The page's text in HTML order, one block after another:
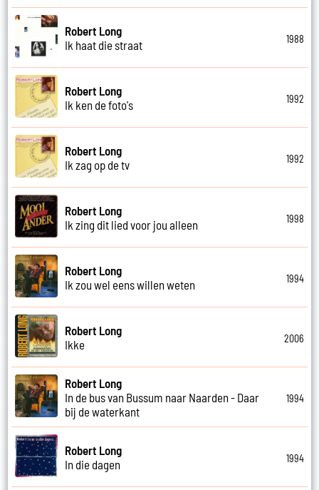
Robert Long
Ik haat die straat
1988
Robert Long
Ik ken de foto's
1992
Robert Long
Ik zag op de tv
1992
Robert Long
Ik zing dit lied voor jou alleen
1998
Robert Long
Ik zou wel eens willen weten
1994
Robert Long
Ikke
2006
Robert Long
In de bus van Bussum naar Naarden - Daar
bij de waterkant
1994
Robert Long
In die dagen
1994